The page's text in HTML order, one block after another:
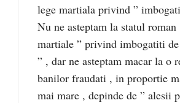
lege martiala privind ”
Nu ne asteptam la statul
martiale ” privind imbogatiti
” , dar ne asteptam macar la o
banilor fraudati , in proportie
mai mare , depinde de ” alesii